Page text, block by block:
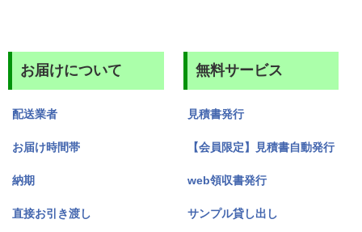
お届けについて
配送業者
お届け時間帯
納期
直接お引き渡し
無料サービス
見積書発行
【会員限定】見積書自動発行
web領収書発行
サンプル貸し出し